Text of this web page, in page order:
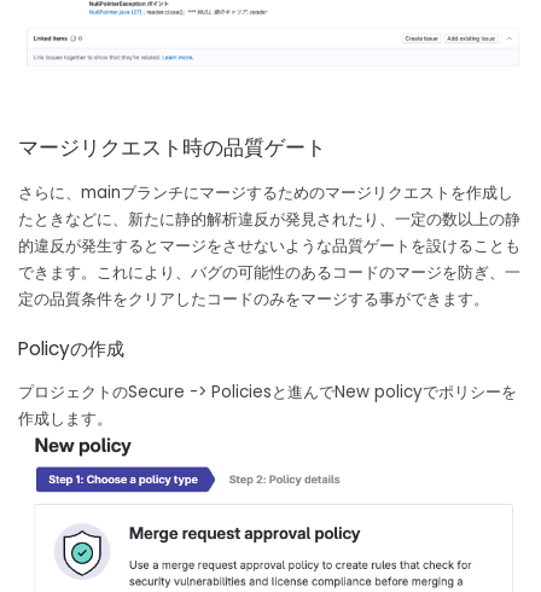
マージリクエスト時の品質ゲート
さらに、mainブランチにマージするためのマージリクエストを作成し
たときなどに、新たに静的解析違反が発見されたり、一定の数以上の静
的違反が発生するとマージをさせないような品質ゲートを設けることも
できます。これにより、バグの可能性のあるコードのマージを防ぎ、一
定の品質条件をクリアしたコードのみをマージする事ができます。
Policyの作成
プロジェクトのSecure -> Policiesと進んでNew policyでポリシーを
作成します。